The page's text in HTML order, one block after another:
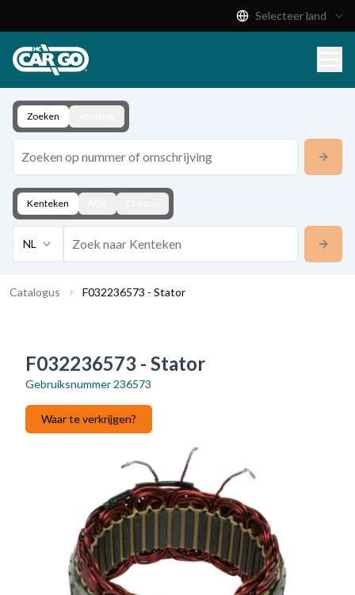
Download
Contact
Selecteer land
Zoeken
Kenteken
NL
Catalogus F032236573 - Stator
F032236573 - Stator
Gebruiksnummer 236573
Waar te verkrijgen?